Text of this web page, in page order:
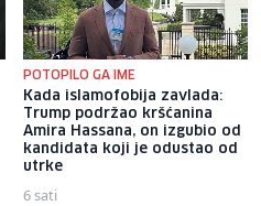
POTOPILO GA IME
Kada islamofobija zavlada:
Trump podržao kršćanina
Amira Hassana, on izgubio od
kandidata koji je odustao od
utrke
6 sati